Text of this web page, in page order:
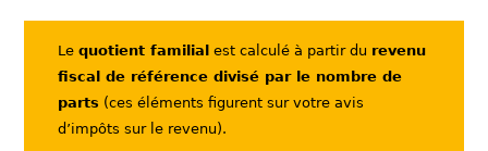
Lequotient familial est calculé à partir du revenu
fiscal de référence divisé par le nombre de
parts (ces éléments figurent sur votre avis
d’impôts sur le revenu).